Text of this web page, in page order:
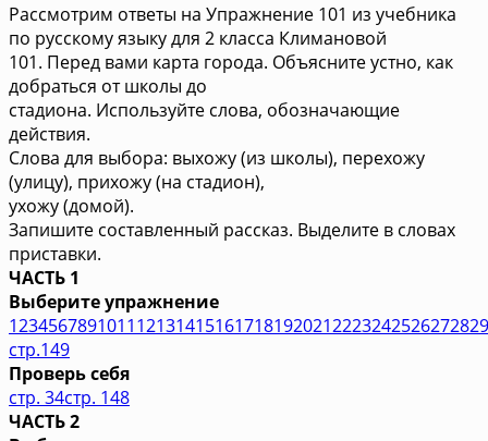
Рассмотрим ответы на Упражнение 101 из учебника
по русскому языку для 2 класса Климановой
101. Перед вами карта города. Объясните устно, как
добраться от школы до
стадиона. Используйте слова, обозначающие
действия.
Слова для выбора: выхожу (из школы), перехожу
(улицу), прихожу (на стадион),
ухожу (домой).
Запишите составленный рассказ. Выделите в словах
приставки.
ЧАСТЬ 1
Выберите упражнение
1234567891011121314151617181920212223242526272829
стр.149
Проверь себя
стр. 34стр. 148
ЧАСТЬ 2